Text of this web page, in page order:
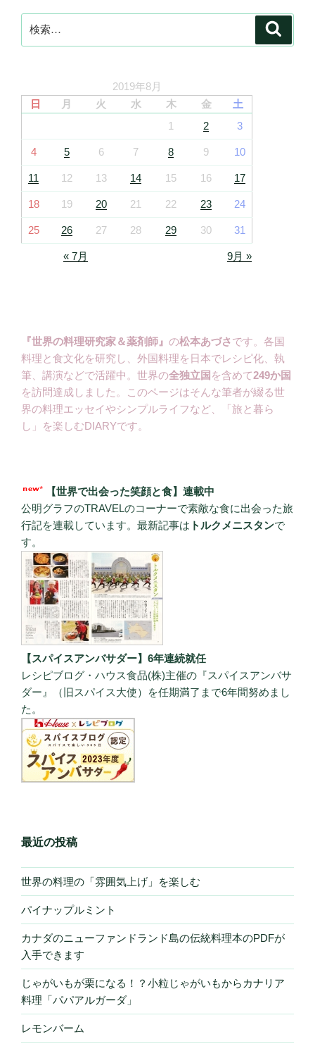
索:
2019年8月
日
月 火 水 木 金
土
1
2 3
4 5 6 7 8 9 10
11 12 13 14 15 16 17
18 19 20 21 22 23 24
25 26 27 28 29 30 31
« 7月 9月 »
『世界の料理研究家＆薬剤師』 の松本あづさです。各国
料理と食文化を研究し、外国料理を日本でレシピ化、執
筆、講演などで活躍中。世界の全独立国 を含めて249か国
を訪問達成しました。このページはそんな筆者が綴る世
界の料理エッセイやシンプルライフなど、「旅と暮ら
し」を楽しむDIARYです。
【世界で出会った笑顔と食】連載中
公明グラフのTRAVELのコーナーで素敵な食に出会った旅
行記を連載しています。最新記事は トルクメニスタンで
す。
【スパイスアンバサダー】6年連続就任
レシピブログ・ハウス食品(株)主催の『スパイスアンバサ
ダー』（旧スパイス大使）を任期満了まで6年間努めまし
た。
最近の投稿
世界の料理の「雰囲気上げ」を楽しむ
パイナップルミント
カナダのニューファンドランド島の伝統料理本のPDFが
入手できます
じゃがいもが栗になる！？小粒じゃがいもからカナリア
料理「パパアルガーダ」
レモンバーム